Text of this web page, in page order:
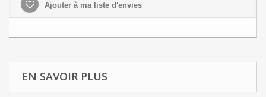
Ajouter à ma liste d'envies
EN SAVOIR PLUS